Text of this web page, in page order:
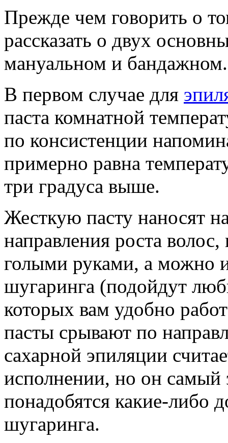
Прежде чем говорить о
рассказать о двух
мануальном и бандажном.
В первом случае для
паста комнатной
по консистенции
примерно равна
три градуса выше.
Жесткую пасту наносят
направления роста
голыми руками, а можно
шугаринга (подойдут
которых вам удобно
пасты срывают по
сахарной эпиляции
исполнении, но он
понадобятся какие-либо
шугаринга.